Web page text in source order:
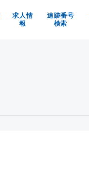
求人情
報
追跡番号
検索